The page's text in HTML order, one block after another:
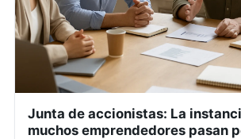
Junta de accionistas: La
muchos emprendedores pasan